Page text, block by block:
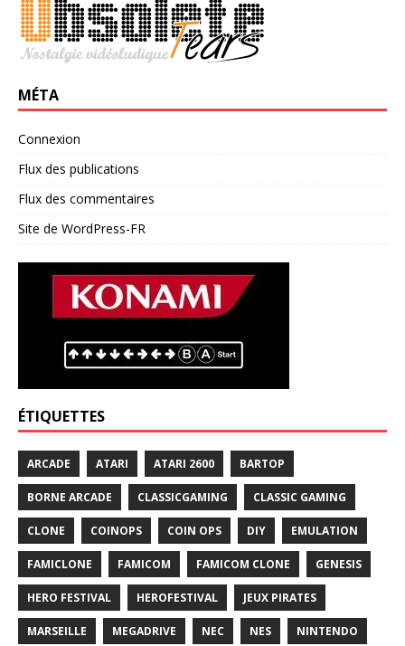
MÉTA
Connexion
Flux des publications
Flux des commentaires
Site de WordPress-FR
ÉTIQUETTES
ARCADE ATARI ATARI 2600 BARTOP
BORNE ARCADE CLASSICGAMING CLASSIC GAMING
CLONE COINOPS COIN OPS DIY EMULATION
FAMICLONE FAMICOM FAMICOM CLONE GENESIS
HERO FESTIVAL HEROFESTIVAL JEUX PIRATES
MARSEILLE MEGADRIVE NEC NES NINTENDO